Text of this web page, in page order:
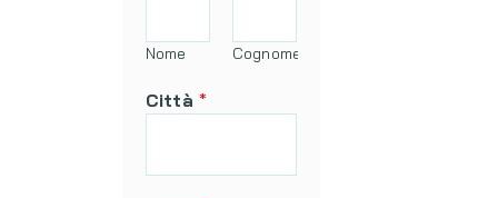
Nome Cognome
Città *